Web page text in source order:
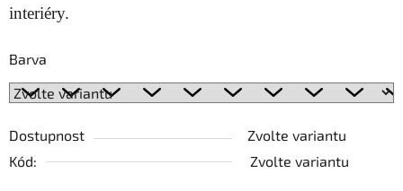
interiéry.
Barva
Dostupnost
Zvolte variantu
Kód:
Zvolte variantu